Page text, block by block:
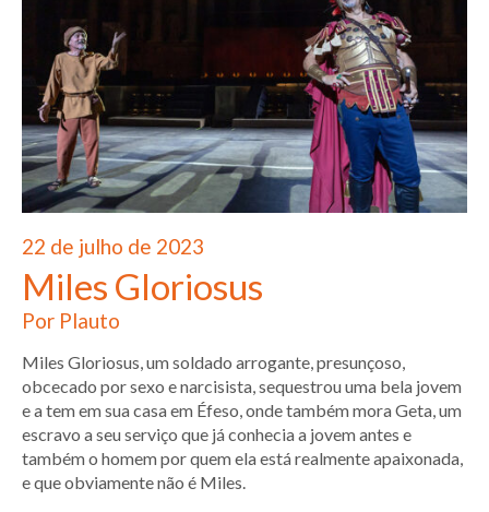
22 de julho de 2023
Miles Gloriosus
Por Plauto
Miles Gloriosus, um soldado arrogante, presunçoso,
obcecado por sexo e narcisista, sequestrou uma bela jovem
e a tem em sua casa em Éfeso, onde também mora Geta, um
escravo a seu serviço que já conhecia a jovem antes e
também o homem por quem ela está realmente apaixonada,
e que obviamente não é Miles.